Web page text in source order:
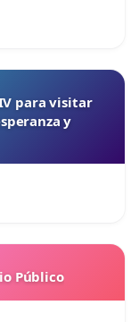
para visitar
y
Público